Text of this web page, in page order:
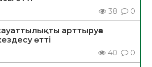
38 0
арттыруға
өтті
40 0